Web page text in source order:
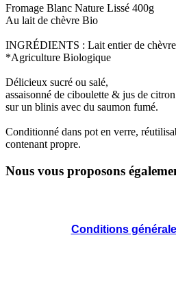
Fromage Blanc Nature Lissé 400g
Au lait de chèvre Bio
INGRÉDIENTS : Lait entier de
*Agriculture Biologique
Délicieux sucré ou salé,
assaisonné de ciboulette & jus de citron
sur un blinis avec du saumon fumé.
Conditionné dans pot en verre,
contenant propre.
Nous vous proposons
Conditions